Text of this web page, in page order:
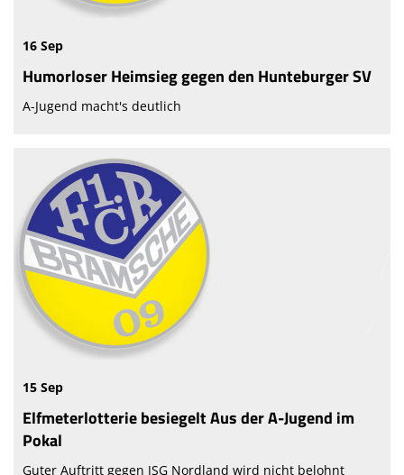
16 Sep
Humorloser Heimsieg gegen den Hunteburger SV
A-Jugend macht's deutlich
15 Sep
Elfmeterlotterie besiegelt Aus der A-Jugend im
Pokal
Guter Auftritt gegen JSG Nordland wird nicht belohnt